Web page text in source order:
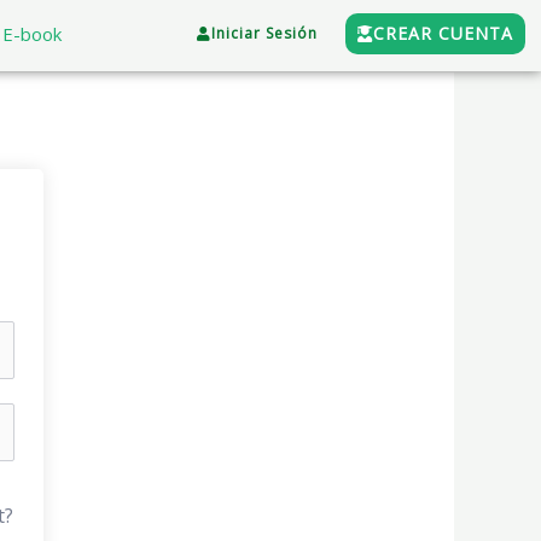
E-book Iniciar Sesión CREAR CUENTA